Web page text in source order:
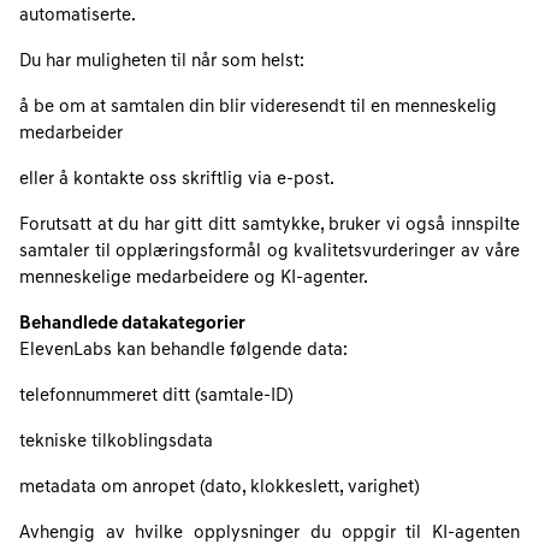
automatiserte.
Du har muligheten til når som helst:
å be om at samtalen din blir videresendt til en menneskelig
medarbeider
eller å kontakte oss skriftlig via e-post.
Forutsatt at du har gitt ditt samtykke, bruker vi også innspilte
samtaler til opplæringsformål og kvalitetsvurderinger av våre
menneskelige medarbeidere og KI-agenter.
Behandlede datakategorier
ElevenLabs kan behandle følgende data:
telefonnummeret ditt (samtale-ID)
tekniske tilkoblingsdata
metadata om anropet (dato, klokkeslett, varighet)
Avhengig av hvilke opplysninger du oppgir til KI-agenten